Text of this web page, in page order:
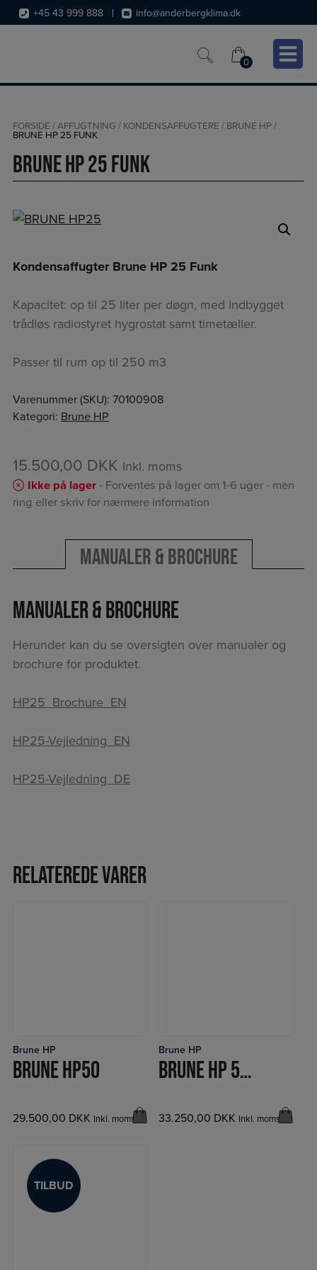
Hop
til
+45 43 999 888 info@anderbergklima.dk
0
0
FORSIDE /AFFUGTNING / KONDENSAFFUGTERE / BRUNE HP/
BRUNE HP 25 FUNK
Brune HP 25 Funk
Kondensaffugter Brune HP 25 Funk
Kapacitet: op til 25 liter per døgn, med indbygget
trådløs radiostyret hygrostat samt timetæller.
Passer til rum op til 250 m3
Varenummer (SKU): 70100908
Kategori: Brune HP
15.500,00 DKK Inkl. moms
Ikke på lager- Forventes på lager om 1-6 uger - men
ring eller skriv for nærmere information
Manualer & Brochure
Manualer & Brochure
Herunder kan du se oversigten over manualer og
brochure for produktet.
HP25_Brochure_EN
HP25-Vejledning_EN
HP25-Vejledning_DE
Relaterede varer
Brune HP
BRUNE HP50
29.500,00 DKK Inkl. moms
Brune HP
BRUNE HP 50 FUNK
33.250,00 DKK Inkl. moms
TILBUD
TILBUD